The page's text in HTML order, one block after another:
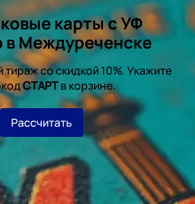
карты с УФ
в Междуреченске
со скидкой 10%. Укажите
СТАРТв корзине.
Рассчитать